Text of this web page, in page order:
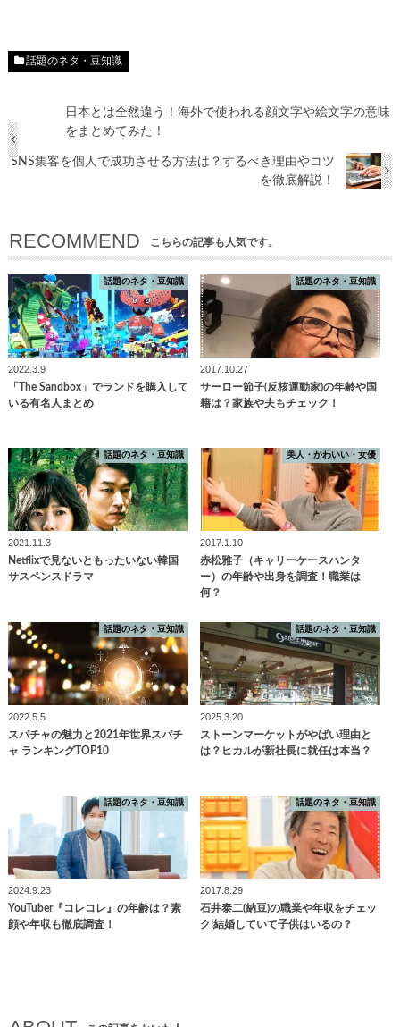
話題のネタ・豆知識
日本とは全然違う！海外で使われる顔文字や絵文字の意味
をまとめてみた！
SNS集客を個人で成功させる方法は？するべき理由やコツ
を徹底解説！
RECOMMEND こちらの記事も人気です。
話題のネタ・豆知識
2022.3.9
「The Sandbox」でランドを購入して
いる有名人まとめ
話題のネタ・豆知識
2017.10.27
サーロー節子(反核運動家)の年齢や国
籍は？家族や夫もチェック！
話題のネタ・豆知識
2021.11.3
Netflixで見ないともったいない韓国
サスペンスドラマ
美人・かわいい・女優
2017.1.10
赤松雅子（キャリーケースハンタ
ー）の年齢や出身を調査！職業は
何？
話題のネタ・豆知識
2022.5.5
スパチャの魅力と2021年世界スパチ
ャ ランキングTOP10
話題のネタ・豆知識
2025.3.20
ストーンマーケットがやばい理由と
は？ヒカルが新社長に就任は本当？
話題のネタ・豆知識
2024.9.23
YouTuber『コレコレ』の年齢は？素
顔や年収も徹底調査！
話題のネタ・豆知識
2017.8.29
石井泰二(納豆)の職業や年収をチェッ
ク!結婚していて子供はいるの？